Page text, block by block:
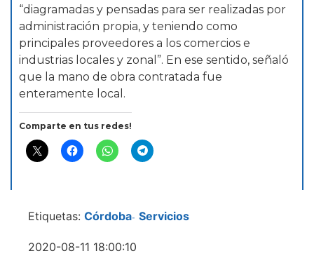
“diagramadas y pensadas para ser realizadas por
administración propia, y teniendo como
principales proveedores a los comercios e
industrias locales y zonal”. En ese sentido, señaló
que la mano de obra contratada fue
enteramente local.
Comparte en tus redes!
Etiquetas: Córdoba- Servicios
2020-08-11 18:00:10